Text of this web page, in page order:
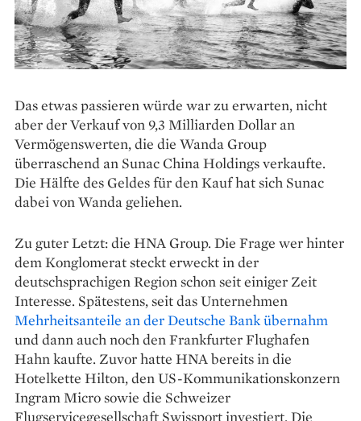
Das etwas passieren würde war zu erwarten, nicht
aber der Verkauf von 9,3 Milliarden Dollar an
Vermögenswerten, die die Wanda Group
überraschend an Sunac China Holdings verkaufte.
Die Hälfte des Geldes für den Kauf hat sich Sunac
dabei von Wanda geliehen.
Zu guter Letzt: die HNA Group. Die Frage wer hinter
dem Konglomerat steckt erweckt in der
deutschsprachigen Region schon seit einiger Zeit
Interesse. Spätestens, seit das Unternehmen
Mehrheitsanteile an der Deutsche Bank übernahm
und dann auch noch den Frankfurter Flughafen
Hahn kaufte. Zuvor hatte HNA bereits in die
Hotelkette Hilton, den US-Kommunikationskonzern
Ingram Micro sowie die Schweizer
Flugservicegesellschaft Swissport investiert. Die